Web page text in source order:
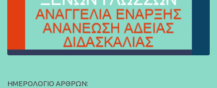
ΗΜΕΡΟΛΌΓΙΟ ΆΡΘΡΩΝ: